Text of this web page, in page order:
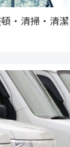
・清掃・清